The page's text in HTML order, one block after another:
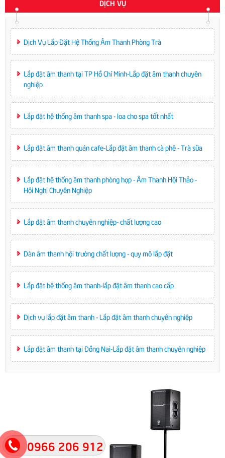
DỊCH VỤ
Dịch Vụ Lắp Đặt Hệ Thống Âm Thanh Phòng Trà
Lắp đặt âm thanh tại TP Hồ Chí Minh-Lắp đặt âm thanh chuyên
nghiệp
Lắp đặt hệ thống âm thanh spa - loa cho spa tốt nhất
Lắp đặt âm thanh quán cafe-Lắp đặt âm thanh cà phê - Trà sữa
Lắp đặt hệ thống âm thanh phòng họp - Âm Thanh Hội Thảo -
Hội Nghị Chuyên Nghiệp
Lắp đặt âm thanh chuyên nghiệp- chất lượng cao
Dàn âm thanh hội trường chất lượng - quy mô lắp đặt
Lắp đặt hệ thống âm thanh-lắp đặt âm thanh cao cấp
Dịch vụ lắp đặt âm thanh - Lắp đặt âm thanh chuyên nghiệp
Lắp đặt âm thanh tại Đồng Nai-Lắp đặt âm thanh chuyên nghiệp
0966 206 912